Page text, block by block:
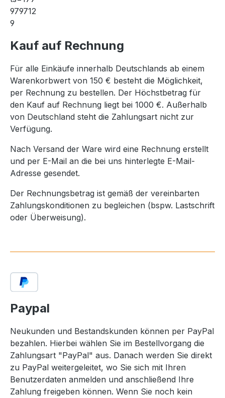
Kauf auf Rechnung
Für alle Einkäufe innerhalb Deutschlands ab einem
Warenkorbwert von 150 € besteht die Möglichkeit,
per Rechnung zu bestellen. Der Höchstbetrag für
den Kauf auf Rechnung liegt bei 1000 €. Außerhalb
von Deutschland steht die Zahlungsart nicht zur
Verfügung.
Nach Versand der Ware wird eine Rechnung erstellt
und per E-Mail an die bei uns hinterlegte E-Mail-
Adresse gesendet.
Der Rechnungsbetrag ist gemäß der vereinbarten
Zahlungskonditionen zu begleichen (bspw. Lastschrift
oder Überweisung).
Paypal
Neukunden und Bestandskunden können per PayPal
bezahlen. Hierbei wählen Sie im Bestellvorgang die
Zahlungsart "PayPal" aus. Danach werden Sie direkt
zu PayPal weitergeleitet, wo Sie sich mit Ihren
Benutzerdaten anmelden und anschließend Ihre
Zahlung freigeben können. Wenn Sie noch kein